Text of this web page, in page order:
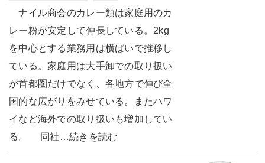
ナイル商会のカレー類は家庭用のカ
レー粉が安定して伸長している。2kg
を中心とする業務用は横ばいで推移し
ている。家庭用は大手卸での取り扱い
が首都圏だけでなく、各地方で伸び全
国的な広がりをみせている。またハワ
イなど海外での取り扱いも増加してい
る。 同社…続きを読む